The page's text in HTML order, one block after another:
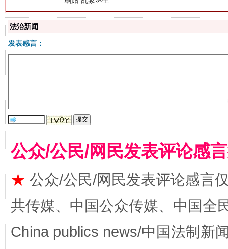
解纷+调解+退费，一次搞定
法治新闻
发表感言：
公众/公民/网民发表评论感
★ 公众/公民/网民发表评论感言
共传媒、中国公众传媒、中国全
China publics news/中国法制新